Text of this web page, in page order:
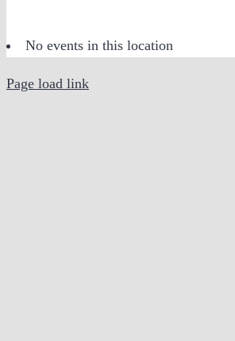
No events in this location
Page load link